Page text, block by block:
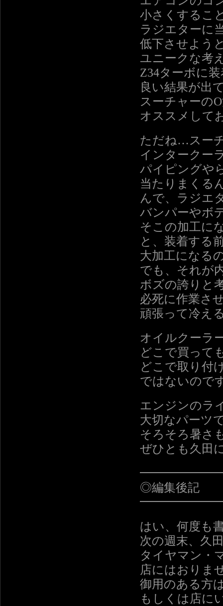
小さくするこ
ラジエターに
低下させよう
ユニークな考
Z34ターボに
良い結果が出
スーチャーの
オススメして
ただね…スー
インタークー
パイピングや
当たりまくる
んで、ラジエ
バンパーやボ
そこの加工に
と、装着する
大加工になる
でも、それが
ボズの誇りと
必死に作業さ
頑張って冷え
オイルクーラ
どこで買って
どこで取り付
ではないので
エンジンのラ
大切なパーツ
そろそろ暑さ
ぜひとも久田
◎編集後記
はい、何度も
次の週末、久
タイヤマン・
店にはおりま
御用のある方
もしくは店に